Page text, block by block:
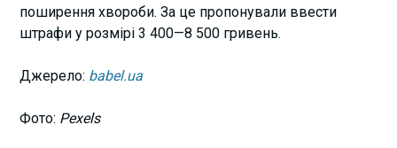
поширення хвороби. За це пропонували ввести
штрафи у розмірі 3 400—8 500 гривень.
Джерело: babel.ua
Фото: Pexels